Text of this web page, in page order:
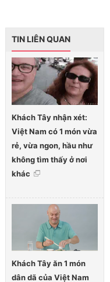
TIN LIÊN QUAN
Khách Tây nhận xét:
Việt Nam có 1 món vừa
rẻ, vừa ngon, hầu như
không tìm thấy ở nơi
khác
Khách Tây ăn 1 món
dân dã của Việt Nam